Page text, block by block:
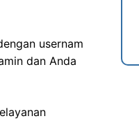
usernam
dan Anda